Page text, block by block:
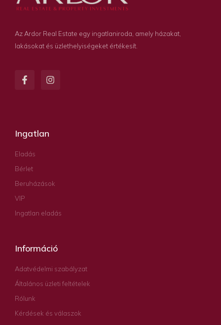
Az Ardor Real Estate egy ingatlaniroda, amely házakat,
lakásokat és üzlethelyiségeket értékesít.
Ingatlan
Eladás
Bérlet
Beruházások
VIP
Ingatlan eladás
Információ
Adatvédelmi szabályzat
Általános üzleti feltételek
Rólunk
Kérdések és válaszok